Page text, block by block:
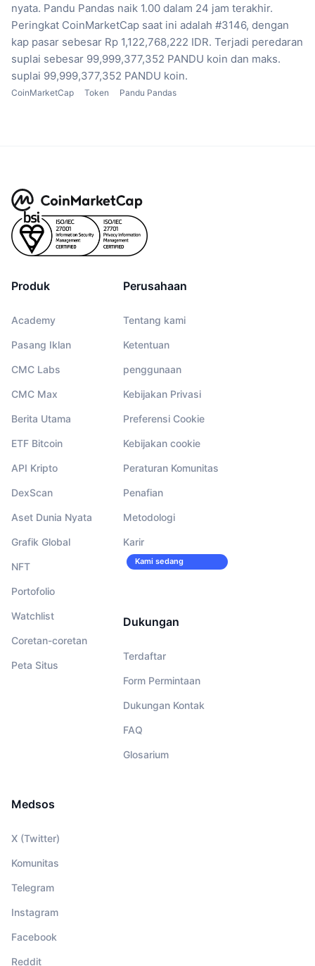
nyata. Pandu Pandas naik 1.00 dalam 24 jam terakhir.
Peringkat CoinMarketCap saat ini adalah #3146, dengan
kap pasar sebesar Rp 1,122,768,222 IDR. Terjadi peredaran
suplai sebesar 99,999,377,352 PANDU koin dan maks.
suplai 99,999,377,352 PANDU koin.
CoinMarketCap Token Pandu Pandas
Produk
Academy
Pasang Iklan
CMC Labs
CMC Max
Berita Utama
ETF Bitcoin
API Kripto
DexScan
Aset Dunia Nyata
Grafik Global
NFT
Portofolio
Watchlist
Coretan-coretan
Peta Situs
Perusahaan
Tentang kami
Ketentuan
penggunaan
Kebijakan Privasi
Preferensi Cookie
Kebijakan cookie
Peraturan Komunitas
Penafian
Metodologi
Karir
Kami sedang
merekrut!
Dukungan
Terdaftar
Form Permintaan
Dukungan Kontak
FAQ
Glosarium
Medsos
X (Twitter)
Komunitas
Telegram
Instagram
Facebook
Reddit